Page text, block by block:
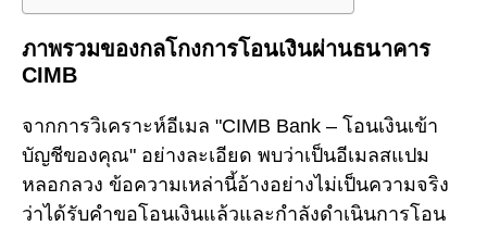
ภาพรวมของกลโกงการโอนเงินผ่านธนาคาร
CIMB
จากการวิเคราะห์อีเมล "CIMB Bank – โอนเงินเข้า
บัญชีของคุณ" อย่างละเอียด พบว่าเป็นอีเมลสแปม
หลอกลวง ข้อความเหล่านี้อ้างอย่างไม่เป็นความจริง
ว่าได้รับคำขอโอนเงินแล้วและกำลังดำเนินการโอน